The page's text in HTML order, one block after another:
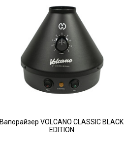
Вапорайзер VOLCANO CLASSIC BLACK
EDITION